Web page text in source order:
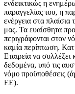
ενδεικτικώς η
παραγγελίας του, η
ενέργεια στα
μας. Τα ευαίσθητα
περιγράφονται στον
καμία περίπτωση.
Εταιρεία να συλλέξει
δεδομένα, υπό τις
νόμο προϋποθέσεις
ΕΕ).